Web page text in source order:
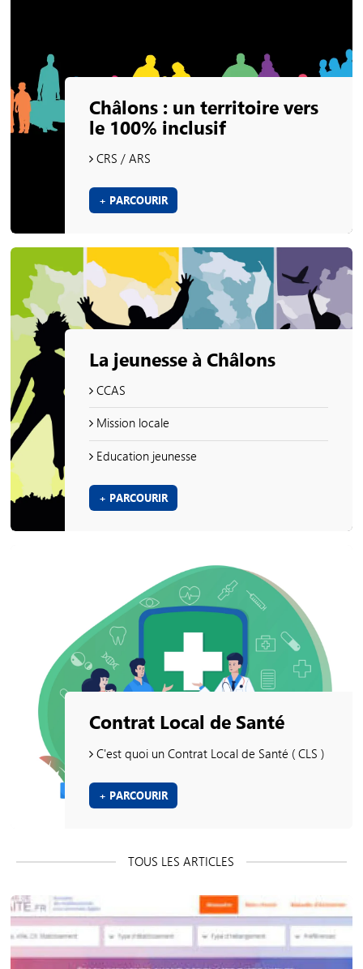
Châlons : un territoire vers
le 100% inclusif
CRS / ARS
+ PARCOURIR
La jeunesse à Châlons
CCAS
Mission locale
Education jeunesse
+ PARCOURIR
Contrat Local de Santé
C'est quoi un Contrat Local de Santé ( CLS )
+ PARCOURIR